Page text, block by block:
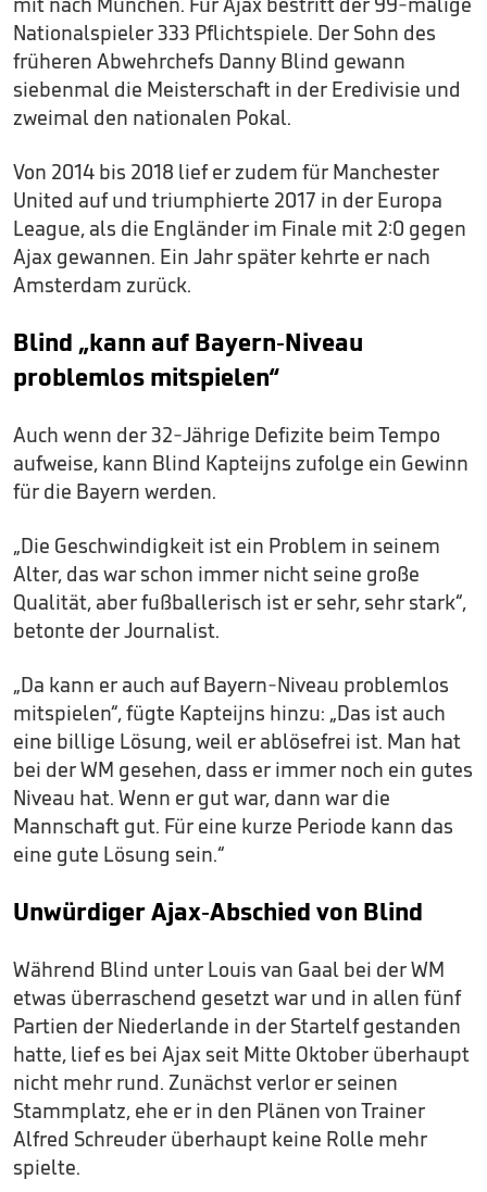
Nationalspieler 333 Pflichtspiele. Der Sohn des
früheren Abwehrchefs Danny Blind gewann
siebenmal die Meisterschaft in der Eredivisie und
zweimal den nationalen Pokal.
Von 2014 bis 2018 lief er zudem für Manchester
United auf und triumphierte 2017 in der Europa
League, als die Engländer im Finale mit 2:0 gegen
Ajax gewannen. Ein Jahr später kehrte er nach
Amsterdam zurück.
Blind „kann auf Bayern-Niveau
problemlos mitspielen“
Auch wenn der 32-Jährige Defizite beim Tempo
aufweise, kann Blind Kapteijns zufolge ein Gewinn
für die Bayern werden.
„Die Geschwindigkeit ist ein Problem in seinem
Alter, das war schon immer nicht seine große
Qualität, aber fußballerisch ist er sehr, sehr stark“,
betonte der Journalist.
„Da kann er auch auf Bayern-Niveau problemlos
mitspielen“, fügte Kapteijns hinzu: „Das ist auch
eine billige Lösung, weil er ablösefrei ist. Man hat
bei der WM gesehen, dass er immer noch ein gutes
Niveau hat. Wenn er gut war, dann war die
Mannschaft gut. Für eine kurze Periode kann das
eine gute Lösung sein.“
Unwürdiger Ajax-Abschied von Blind
Während Blind unter Louis van Gaal bei der WM
etwas überraschend gesetzt war und in allen fünf
Partien der Niederlande in der Startelf gestanden
hatte, lief es bei Ajax seit Mitte Oktober überhaupt
nicht mehr rund. Zunächst verlor er seinen
Stammplatz, ehe er in den Plänen von Trainer
Alfred Schreuder überhaupt keine Rolle mehr
spielte.